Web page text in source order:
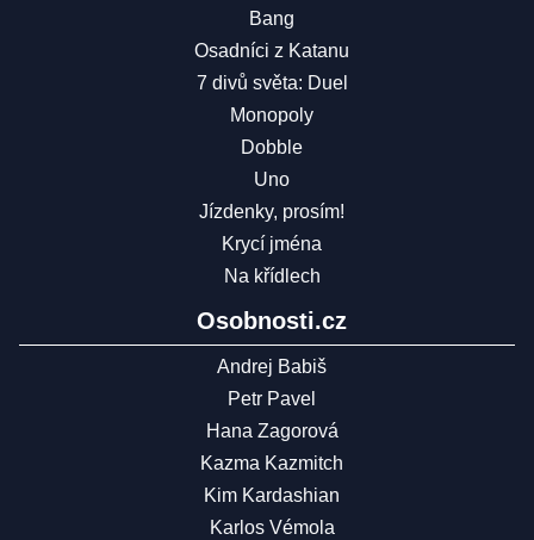
Bang
Osadníci z Katanu
7 divů světa: Duel
Monopoly
Dobble
Uno
Jízdenky, prosím!
Krycí jména
Na křídlech
Osobnosti.cz
Andrej Babiš
Petr Pavel
Hana Zagorová
Kazma Kazmitch
Kim Kardashian
Karlos Vémola